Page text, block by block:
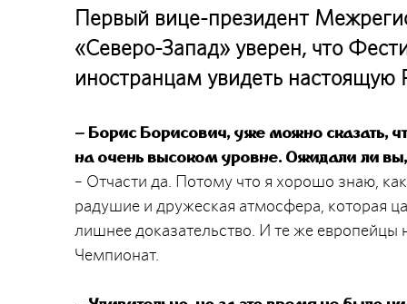
Первый вице-президент
«Северо-Запад» уверен, что
иностранцам увидеть настоящую
– Борис Борисович, уже можно сказать,
на очень высоком уровне. Ожидали ли вы,
– Отчасти да. Потому что я хорошо знаю,
радушие и дружеская атмосфера, которая
лишнее доказательство. И те же
Чемпионат.